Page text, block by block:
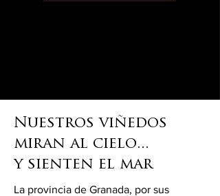
Nuestros viñedos
miran al cielo...
y sienten el mar
La provincia de Granada, por sus